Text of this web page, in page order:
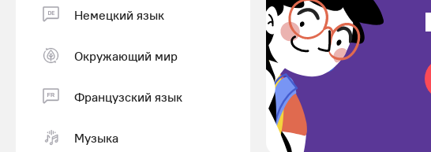
Немецкий язык
Окружающий мир
Французский язык
Музыка